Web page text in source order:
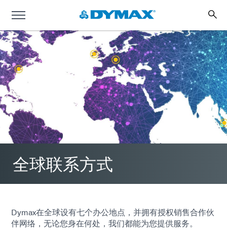
全球联系方式
Dymax在全球设有七个办公地点，并拥有授权销售合作伙
伴网络，无论您身在何处，我们都能为您提供服务。